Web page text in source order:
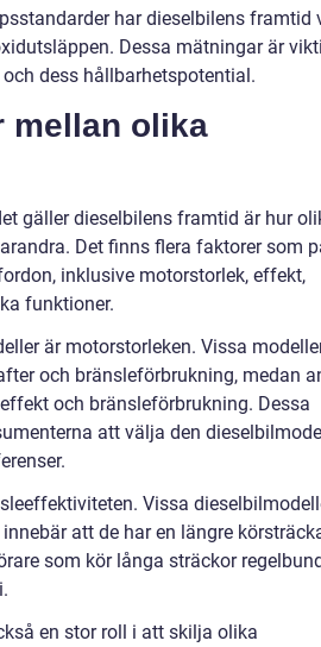
har dieselbilens framtid
Dessa mätningar är
dess hållbarhetspotential.
mellan olika
gäller dieselbilens framtid är hur
Det finns flera faktorer som
inklusive motorstorlek, effekt,
funktioner.
är motorstorleken. Vissa
och bränsleförbrukning, medan
och bränsleförbrukning. Dessa
att välja den
Vissa
att de har en längre
som kör långa sträckor
en stor roll i att skilja olika